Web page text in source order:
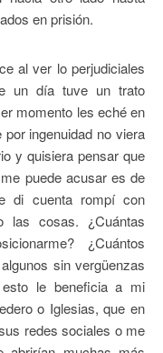
en prisión.
al ver lo perjudiciales
un día tuve un trato
momento les eché en
ingenuidad no viera
y quisiera pensar que
puede acusar es de
di cuenta rompí con
las cosas. ¿Cuántas
¿Cuántos
sin vergüenzas
le beneficia a mi
o Iglesias, que en
redes sociales o me